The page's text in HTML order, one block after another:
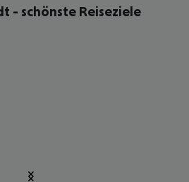
- schönste Reiseziele